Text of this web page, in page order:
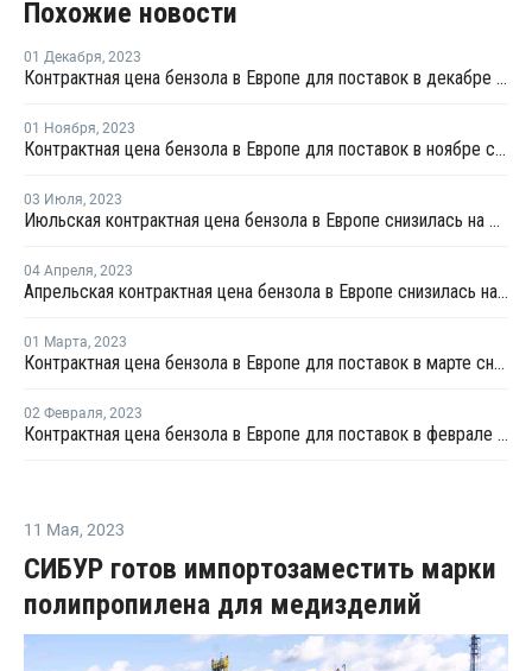
Похожие новости
01 Декабря, 2023
Контрактная цена бензола в Европе для поставок в декабре снизилась на EUR133 за тонну
01 Ноября, 2023
Контрактная цена бензола в Европе для поставок в ноябре снизилась на EUR148
03 Июля, 2023
Июльская контрактная цена бензола в Европе снизилась на EUR79
04 Апреля, 2023
Апрельская контрактная цена бензола в Европе снизилась на EUR1
01 Марта, 2023
Контрактная цена бензола в Европе для поставок в марте снизилась на EUR1
02 Февраля, 2023
Контрактная цена бензола в Европе для поставок в феврале выросла на EUR108 за тонну
11 Мая, 2023
СИБУР готов импортозаместить марки
полипропилена для медизделий